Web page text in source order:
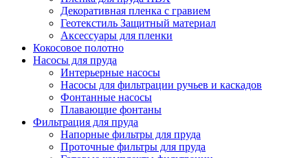
Декоративная пленка с гравием
Геотекстиль Защитный материал
Аксессуары для пленки
Кокосовое полотно
Насосы для пруда
Интерьерные насосы
Насосы для фильтрации ручьев и каскадов
Фонтанные насосы
Плавающие фонтаны
Фильтрация для пруда
Напорные фильтры для пруда
Проточные фильтры для пруда